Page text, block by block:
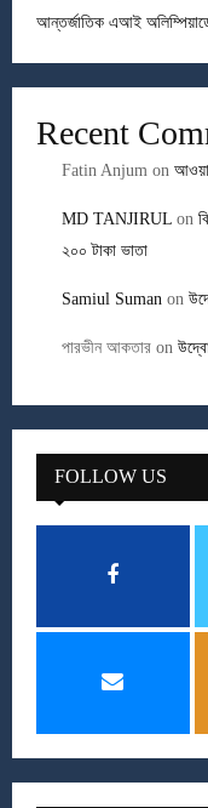
আন্তর্জাতিক এআই
Recent
Fatin Anjum on
MD TANJIRUL on
২০০ টাকা ভাতা
Samiul Suman on
পারভীন আকতার on
FOLLOW US